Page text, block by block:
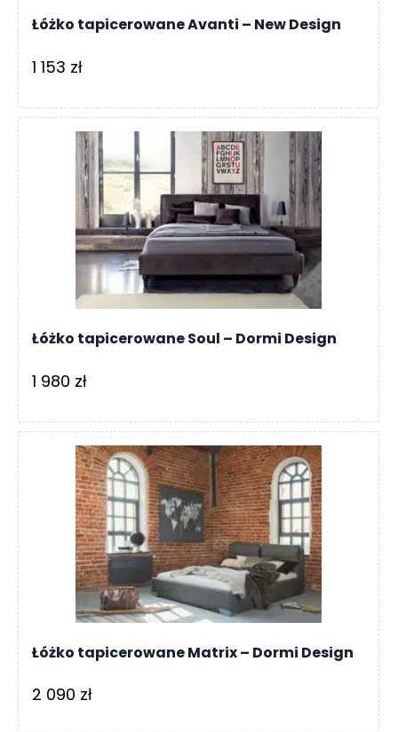
Łóżko tapicerowane Avanti – New Design
1 153 zł
Łóżko tapicerowane Soul – Dormi Design
1 980 zł
Łóżko tapicerowane Matrix – Dormi Design
2 090 zł